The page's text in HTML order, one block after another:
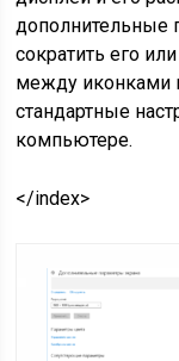
дополнительные
сократить его
между иконками
стандартные
компьютере.
</index>